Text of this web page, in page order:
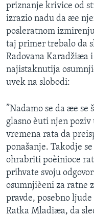
priznanje krivice od
izrazio nadu da æe
posleratnom
taj primer trebalo da
Radovana Karadžiæa
najistaknutija
uvek na slobodi:
”Nadamo se da æe se
glasno èuti njen
vremena rata da
ponašanje. Takodje
ohrabriti poèinioce
prihvate svoju
osumnjièeni za ratne
pravde, posebno
Ratka Mladiæa, da